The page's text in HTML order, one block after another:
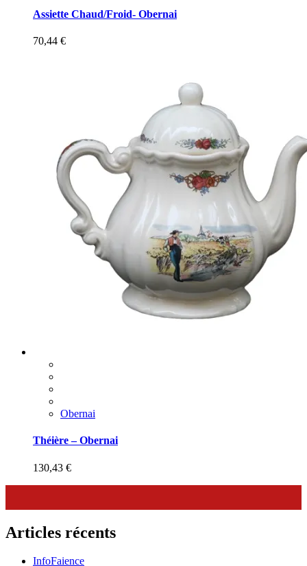
Assiette Chaud/Froid- Obernai
70,44 €
Obernai
Théière – Obernai
130,43 €
Articles récents
InfoFaience